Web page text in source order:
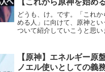
【これから原神を始め
どうも、け。です。「これ
める人」に向けて、原神とい
ついて紹介していこうと思い
ただけたら幸いです。「原
なゲーム おすすめキャラ...
【原神】エネルギー原
ノエル使いとしての義